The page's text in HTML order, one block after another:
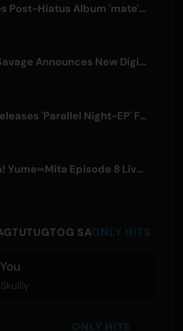
AliA Releases Post-Hiatus Album 'mate', Announces Tokyo Live
ShowMinorSavage Announces New Digital Single 'Gradation'
BILLY BOO Releases 'Parallel Night-EP' Featuring TV Drama Theme Song
BanG Dream! Yume∞Mita Episode 8 Live Clip Released
SAONLY HITS
Skullly
ONLY HITS